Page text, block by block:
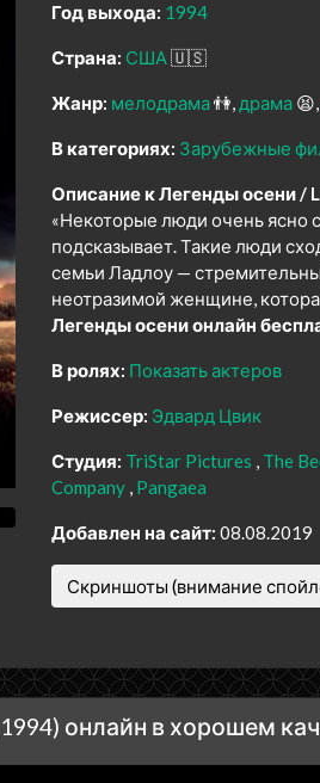
Год выхода: 1994
Страна: США🇺🇸
Жанр: мелодрама👫 драма 😫
В категориях: Зарубежные
Описание к Легенды осени /
«Некоторые люди очень ясно
подсказывает. Такие люди
семьи Ладлоу —
неотразимой женщине,
Легенды осени онлайн
В ролях: Показать актеров
Режиссер: Эдвард Цвик
Студия: TriStar Pictures
The
Company Pangaea
Добавлен на сайт: 08.08.2019
Скриншоты (внимание
онлайн в хорошем